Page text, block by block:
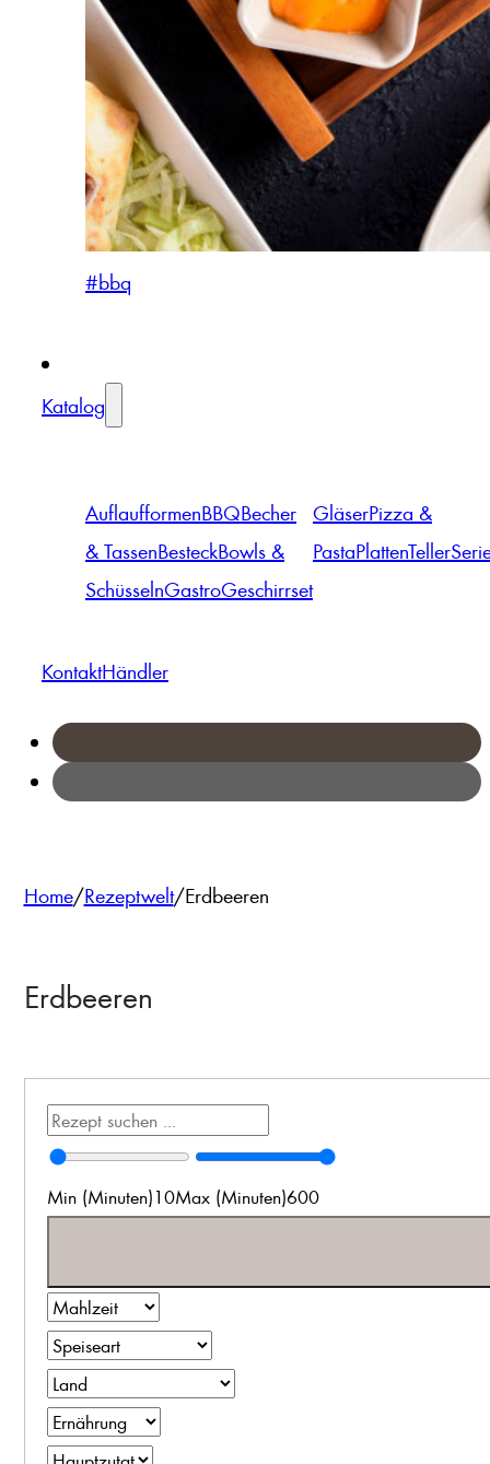
#bbq
Katalog
AuflaufformenBBQBecher
& TassenBesteckBowls &
SchüsselnGastroGeschirrset
GläserPizza &
PastaPlattenTeller
KontaktHändler
Home/Rezeptwelt/Erdbeeren
Erdbeeren
Min (Minuten)10Max (Minuten)600